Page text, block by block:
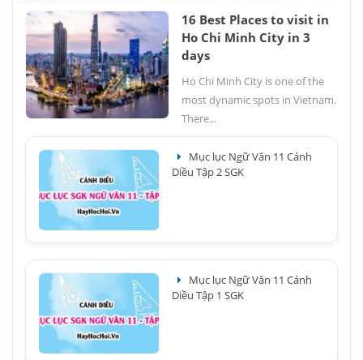
16 Best Places to visit in
Ho Chi Minh City in 3
days
Ho Chi Minh City is one of the
most dynamic spots in Vietnam.
There...
Mục lục Ngữ Văn 11 Cánh
Diều Tập 2 SGK
Mục lục Ngữ Văn 11 Cánh
Diều Tập 1 SGK